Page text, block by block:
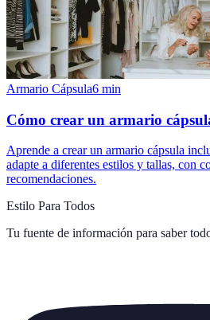
Armario Cápsula6 min
Cómo crear un armario
Aprende a crear un armario cápsula
adapte a diferentes estilos y tallas, con
recomendaciones.
Estilo Para Todos
Tu fuente de información para saber